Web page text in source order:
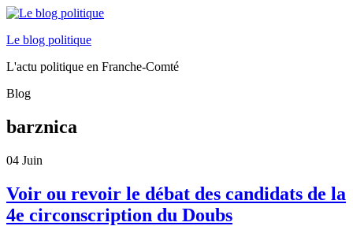
Le blog politique
L'actu politique en Franche-Comté
Blog
barznica
04 Juin
Voir ou revoir le débat des candidats de la
4e circonscription du Doubs